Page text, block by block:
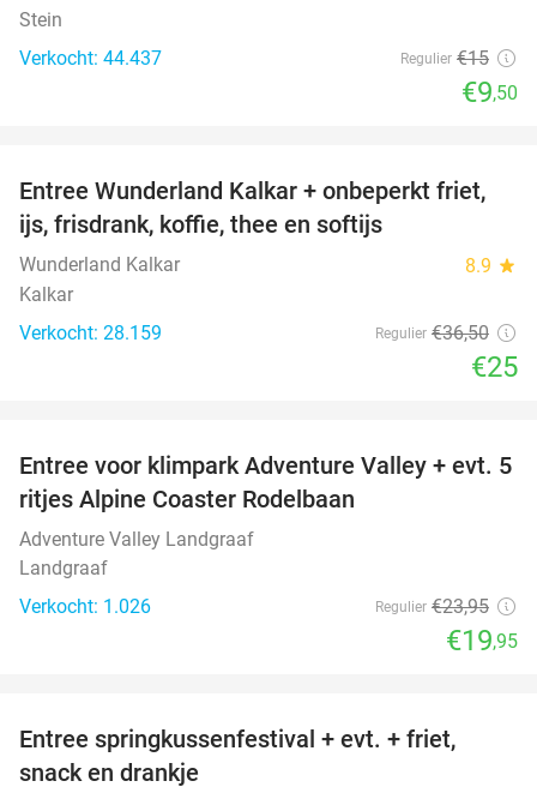
Stein
Verkocht: 44.437
Regulier €15
€9,50
32%
Entree Wunderland Kalkar + onbeperkt friet,
ijs, frisdrank, koffie, thee en softijs
Wunderland Kalkar 8.9 star
Kalkar
Verkocht: 28.159
Regulier €36,50
€25
17%
Entree voor klimpark Adventure Valley + evt. 5
ritjes Alpine Coaster Rodelbaan
Adventure Valley Landgraaf
Landgraaf
Verkocht: 1.026
Regulier €23,95
€19,95
Entree springkussenfestival + evt. + friet,
snack en drankje